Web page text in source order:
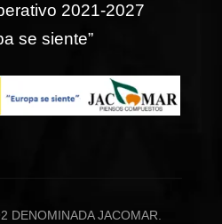
2021-2027
se siente”
DENOMINADA JACOMAR.